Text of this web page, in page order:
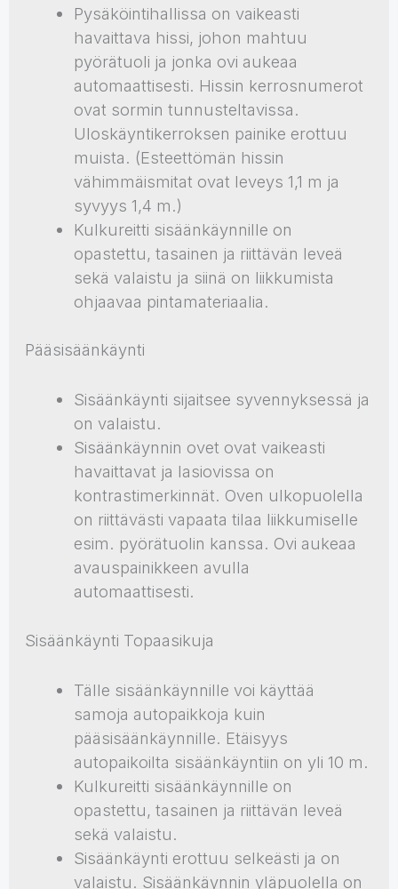
Pysäköintihallissa on vaikeasti
havaittava hissi, johon mahtuu
pyörätuoli ja jonka ovi aukeaa
automaattisesti. Hissin kerrosnumerot
ovat sormin tunnusteltavissa.
Uloskäyntikerroksen painike erottuu
muista. (Esteettömän hissin
vähimmäismitat ovat leveys 1,1 m ja
syvyys 1,4 m.)
Kulkureitti sisäänkäynnille on
opastettu, tasainen ja riittävän leveä
sekä valaistu ja siinä on liikkumista
ohjaavaa pintamateriaalia.
Pääsisäänkäynti
Sisäänkäynti sijaitsee syvennyksessä ja
on valaistu.
Sisäänkäynnin ovet ovat vaikeasti
havaittavat ja lasiovissa on
kontrastimerkinnät. Oven ulkopuolella
on riittävästi vapaata tilaa liikkumiselle
esim. pyörätuolin kanssa. Ovi aukeaa
avauspainikkeen avulla
automaattisesti.
Sisäänkäynti Topaasikuja
Tälle sisäänkäynnille voi käyttää
samoja autopaikkoja kuin
pääsisäänkäynnille. Etäisyys
autopaikoilta sisäänkäyntiin on yli 10 m.
Kulkureitti sisäänkäynnille on
opastettu, tasainen ja riittävän leveä
sekä valaistu.
Sisäänkäynti erottuu selkeästi ja on
valaistu. Sisäänkäynnin yläpuolella on